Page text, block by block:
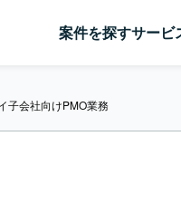
案件を探すサービ
子会社向けPMO業務